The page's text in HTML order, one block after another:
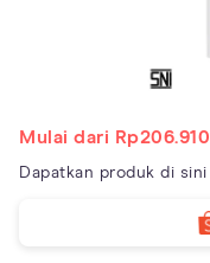
Mulai dari Rp206.910
Dapatkan produk di sini